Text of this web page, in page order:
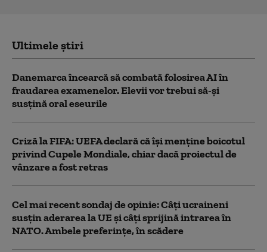
Ultimele știri
Danemarca încearcă să combată folosirea AI în
fraudarea examenelor. Elevii vor trebui să-şi
susţină oral eseurile
Criză la FIFA: UEFA declară că îşi menţine boicotul
privind Cupele Mondiale, chiar dacă proiectul de
vânzare a fost retras
Cel mai recent sondaj de opinie: Câți ucraineni
susțin aderarea la UE și câți sprijină intrarea în
NATO. Ambele preferințe, în scădere